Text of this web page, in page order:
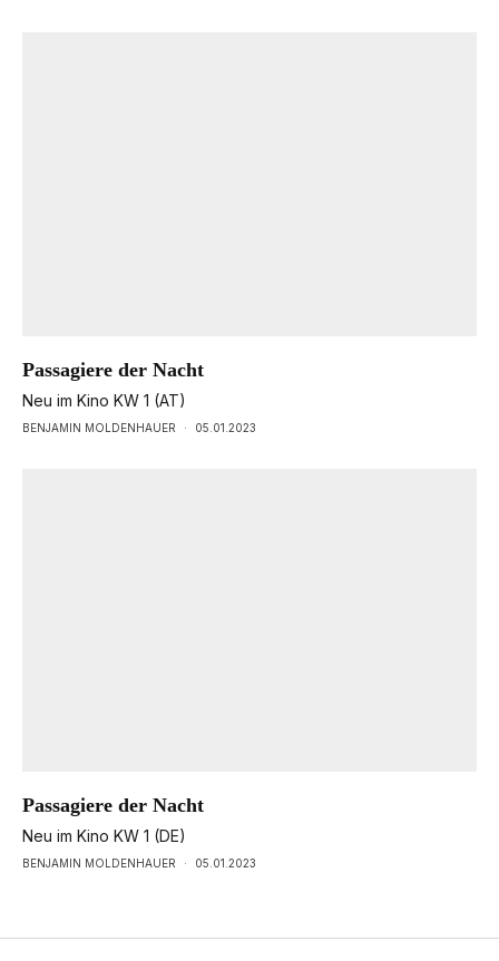
Passagiere der Nacht
Neu im Kino KW 1 (AT)
BENJAMIN MOLDENHAUER · 05.01.2023
Passagiere der Nacht
Neu im Kino KW 1 (DE)
BENJAMIN MOLDENHAUER · 05.01.2023